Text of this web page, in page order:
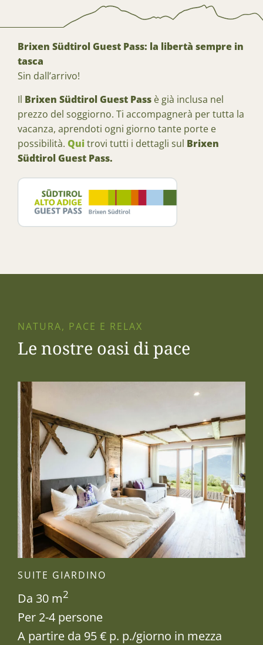
Brixen Südtirol Guest Pass: la libertà sempre in
tasca
Sin dall’arrivo!
Il Brixen Südtirol Guest Pass è già inclusa nel
prezzo del soggiorno. Ti accompagnerà per tutta la
vacanza, aprendoti ogni giorno tante porte e
possibilità. Quitrovi tutti i dettagli sul Brixen
Südtirol Guest Pass.
NATURA, PACE E RELAX
Le nostre oasi di pace
SUITE GIARDINO
Da 30 m2
Per 2-4 persone
A partire da 95 € p. p./giorno in mezza